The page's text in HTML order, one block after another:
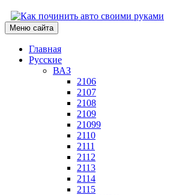
Меню сайта
Главная
Русские
ВАЗ
2106
2107
2108
2109
21099
2110
2111
2112
2113
2114
2115